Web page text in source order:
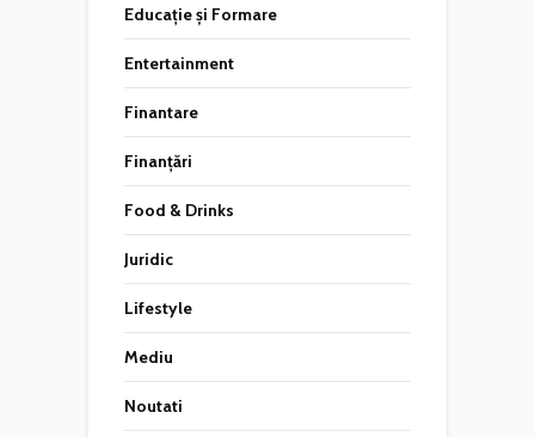
Educație și Formare
Entertainment
Finantare
Finanțări
Food & Drinks
Juridic
Lifestyle
Mediu
Noutati